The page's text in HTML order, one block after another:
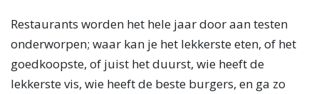
Restaurants worden het hele jaar door aan testen
onderworpen; waar kan je het lekkerste eten, of het
goedkoopste, of juist het duurst, wie heeft de
lekkerste vis, wie heeft de beste burgers, en ga zo